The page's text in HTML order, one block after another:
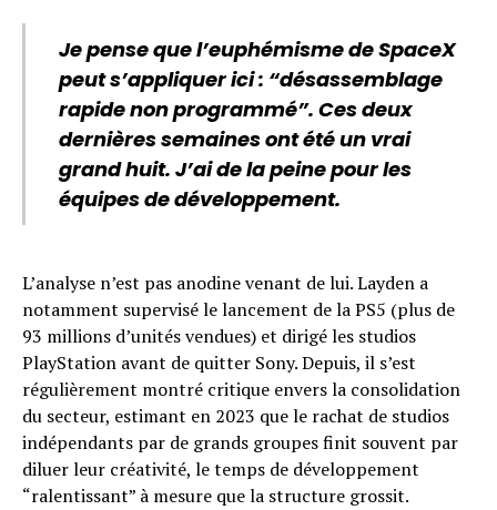
Je pense que l’euphémisme de SpaceX
peut s’appliquer ici : “désassemblage
rapide non programmé”. Ces deux
dernières semaines ont été un vrai
grand huit. J’ai de la peine pour les
équipes de développement.
L’analyse n’est pas anodine venant de lui. Layden a
notamment supervisé le lancement de la PS5 (plus de
93 millions d’unités vendues) et dirigé les studios
PlayStation avant de quitter Sony. Depuis, il s’est
régulièrement montré critique envers la consolidation
du secteur, estimant en 2023 que le rachat de studios
indépendants par de grands groupes finit souvent par
diluer leur créativité, le temps de développement
“ralentissant” à mesure que la structure grossit.